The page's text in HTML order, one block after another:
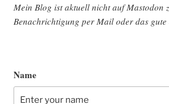
Mein Blog ist aktu­ell nicht auf Mast­o­don
Benach­rich­ti­gung per Mail oder das gute
Name